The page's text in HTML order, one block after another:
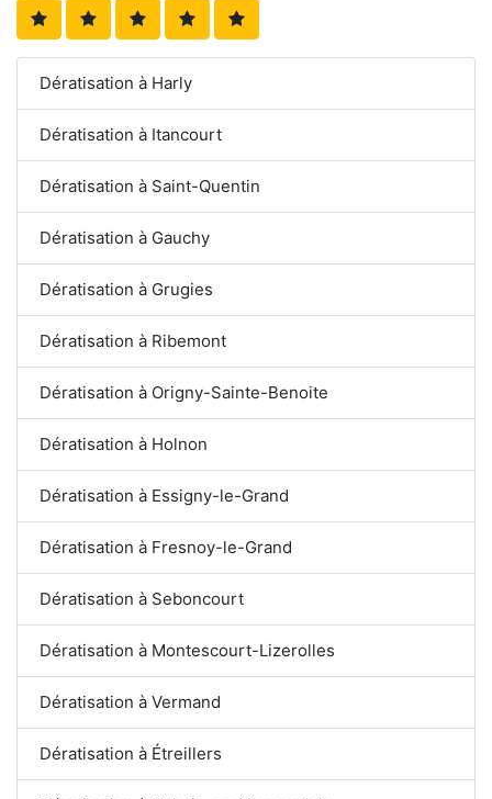
Dératisation à Harly
Dératisation à Itancourt
Dératisation à Saint-Quentin
Dératisation à Gauchy
Dératisation à Grugies
Dératisation à Ribemont
Dératisation à Origny-Sainte-Benoite
Dératisation à Holnon
Dératisation à Essigny-le-Grand
Dératisation à Fresnoy-le-Grand
Dératisation à Seboncourt
Dératisation à Montescourt-Lizerolles
Dératisation à Vermand
Dératisation à Étreillers